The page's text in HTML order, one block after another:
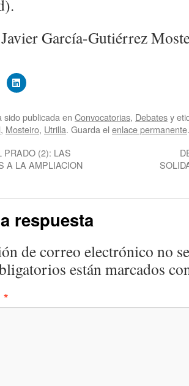
Javier García-Gutiérrez
sido publicada en Convocatorias, Debatesy
, Mosteiro, Utrilla. Guarda el enlace permanente.
PRADO (2): LAS
A LA AMPLIACION
respuesta
de correo electrónico no
están marcados
*